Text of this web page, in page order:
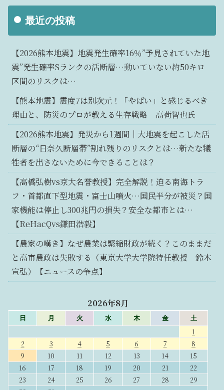
最近の投稿
【2026熊本地震】地震発生確率16％”予見されていた地
震”発生確率Sランクの活断層…動いていない約50キロ
区間のリスクは…
【熊本地震】震度7は別次元！「やばい」と感じるべき
理由と、防災のプロが教える生存戦略 高荷智也氏
【2026熊本地震】発災から1週間｜大地震を起こした活
断層の“日奈久断層帯”割れ残りのリスクとは…新たな犠
牲者を出さないために今できることは？
【高橋弘樹vs京大名誉教授】完全解説！迫る南海トラ
フ・首都直下型地震・富士山噴火…国民半分が被災？国
家機能は停止し300兆円の損失？安全な都市とは…
【ReHacQvs鎌田浩毅】
【農家の嘆き】なぜ農業は緊縮財政が続く？このままだ
と高市農政は失敗する（東京大学大学院特任教授 鈴木
宣弘）【ニュースの争点】
2026年8月
日 月 火 水 木 金 土
1
2
3 4 5 6 7
8
9
10 11 12 13 14
15
16
17 18 19 20 21
22
23
24 25 26 27 28
29